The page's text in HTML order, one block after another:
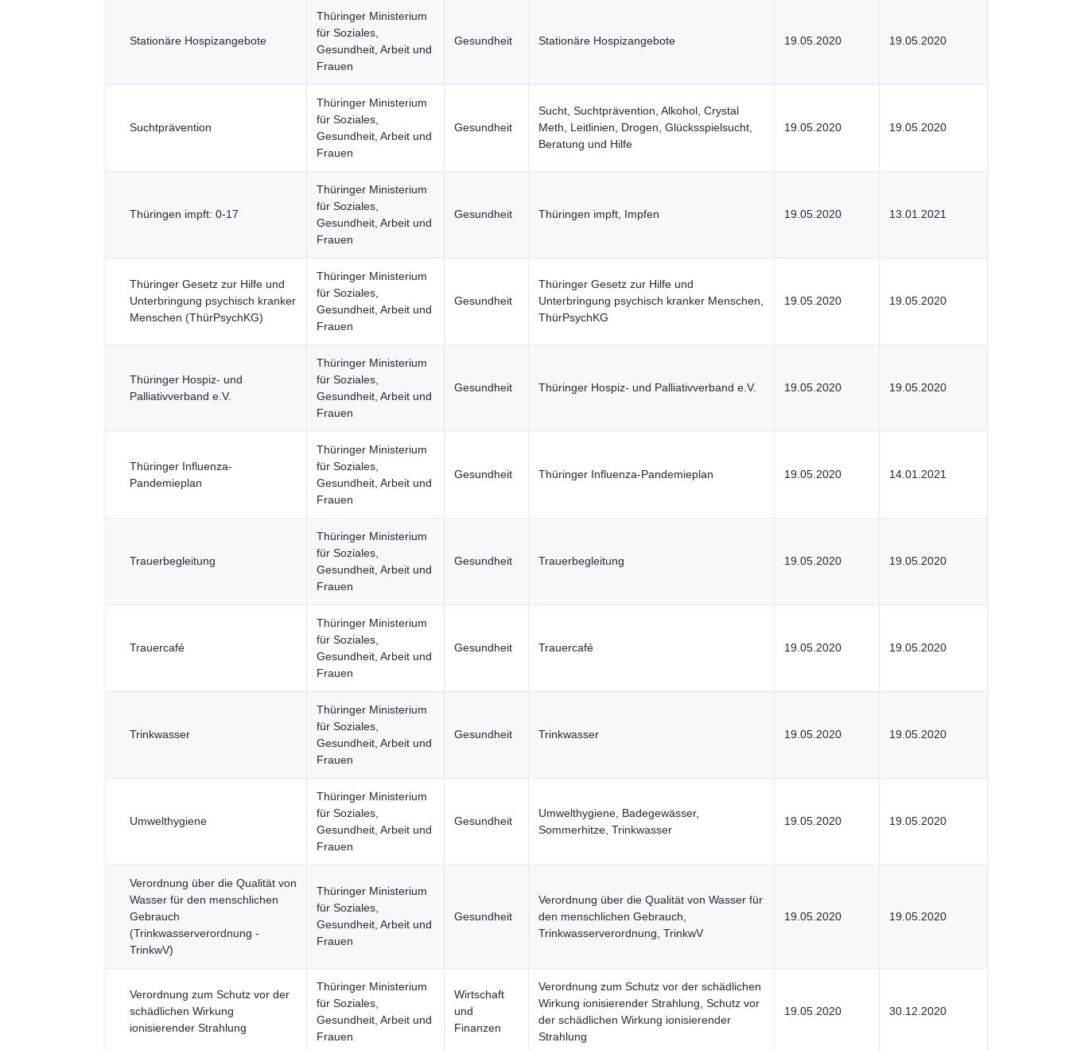
Stationäre Hospizangebote
Thüringer Ministerium
für Soziales,
Gesundheit, Arbeit und
Frauen
Gesundheit Stationäre Hospizangebote 19.05.2020 19.05.2020
Suchtprävention
Thüringer Ministerium
für Soziales,
Gesundheit, Arbeit und
Frauen
Gesundheit
Sucht, Suchtprävention, Alkohol, Crystal
Meth, Leitlinien, Drogen, Glücksspielsucht,
Beratung und Hilfe
19.05.2020 19.05.2020
Thüringen impft: 0-17
Thüringer Ministerium
für Soziales,
Gesundheit, Arbeit und
Frauen
Gesundheit Thüringen impft, Impfen 19.05.2020 13.01.2021
Thüringer Gesetz zur Hilfe und
Unterbringung psychisch kranker
Menschen (ThürPsychKG)
Thüringer Ministerium
für Soziales,
Gesundheit, Arbeit und
Frauen
Gesundheit
Thüringer Gesetz zur Hilfe und
Unterbringung psychisch kranker Menschen,
ThürPsychKG
19.05.2020 19.05.2020
Thüringer Hospiz- und
Palliativverband e.V.
Thüringer Ministerium
für Soziales,
Gesundheit, Arbeit und
Frauen
Gesundheit Thüringer Hospiz- und Palliativverband e.V. 19.05.2020 19.05.2020
Thüringer Influenza-
Pandemieplan
Thüringer Ministerium
für Soziales,
Gesundheit, Arbeit und
Frauen
Gesundheit Thüringer Influenza-Pandemieplan 19.05.2020 14.01.2021
Trauerbegleitung
Thüringer Ministerium
für Soziales,
Gesundheit, Arbeit und
Frauen
Gesundheit Trauerbegleitung 19.05.2020 19.05.2020
Trauercafé
Thüringer Ministerium
für Soziales,
Gesundheit, Arbeit und
Frauen
Gesundheit Trauercafé 19.05.2020 19.05.2020
Trinkwasser
Thüringer Ministerium
für Soziales,
Gesundheit, Arbeit und
Frauen
Gesundheit Trinkwasser 19.05.2020 19.05.2020
Umwelthygiene
Thüringer Ministerium
für Soziales,
Gesundheit, Arbeit und
Frauen
Gesundheit
Umwelthygiene, Badegewässer,
Sommerhitze, Trinkwasser
19.05.2020 19.05.2020
Verordnung über die Qualität von
Wasser für den menschlichen
Gebrauch
(Trinkwasserverordnung -
TrinkwV)
Thüringer Ministerium
für Soziales,
Gesundheit, Arbeit und
Frauen
Gesundheit
Verordnung über die Qualität von Wasser für
den menschlichen Gebrauch,
Trinkwasserverordnung, TrinkwV
19.05.2020 19.05.2020
Verordnung zum Schutz vor der
schädlichen Wirkung
ionisierender Strahlung
Thüringer Ministerium
für Soziales,
Gesundheit, Arbeit und
Frauen
Wirtschaft
und
Finanzen
Verordnung zum Schutz vor der schädlichen
Wirkung ionisierender Strahlung, Schutz vor
der schädlichen Wirkung ionisierender
Strahlung
19.05.2020 30.12.2020